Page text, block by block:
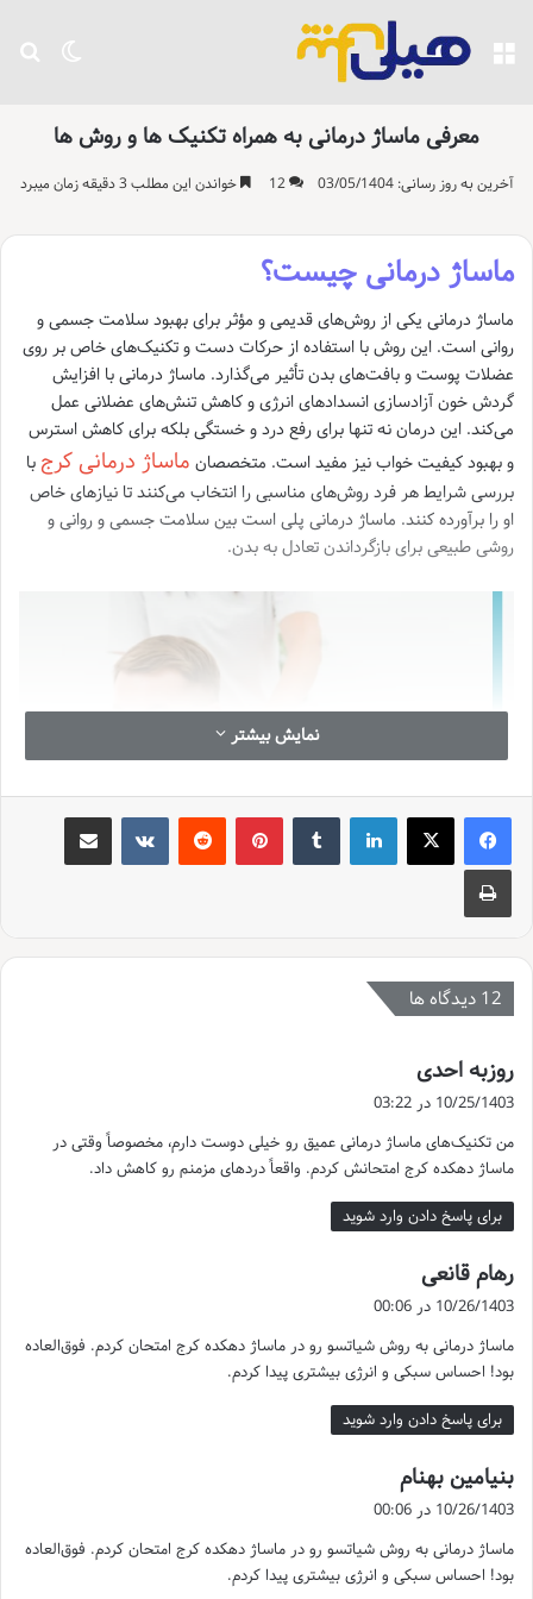
تغییر منو
معرفی ماساژ درمانی به همراه تکنیک ها و روش ها
آخرین به روز رسانی: 03/05/1404 12 خواندن این مطلب 3 دقیقه زمان میبرد
ماساژ درمانی چیست؟
ماساژ درمانی یکی از روش‌های قدیمی و مؤثر برای بهبود سلامت جسمی و
روانی است. این روش با استفاده از حرکات دست و تکنیک‌های خاص بر روی
عضلات پوست و بافت‌های بدن تأثیر می‌گذارد. ماساژ درمانی با افزایش
گردش خون آزادسازی انسدادهای انرژی و کاهش تنش‌های عضلانی عمل
می‌کند. این درمان نه تنها برای رفع درد و خستگی بلکه برای کاهش استرس
و بهبود کیفیت خواب نیز مفید است. متخصصان ماساژ درمانی کرج با
بررسی شرایط هر فرد روش‌های مناسبی را انتخاب می‌کنند تا نیازهای خاص
او را برآورده کنند. ماساژ درمانی پلی است بین سلامت جسمی و روانی و
روشی طبیعی برای بازگرداندن تعادل به بدن.
انتخاب بهترین مرکزماساژ در کرج
اگر به دنبال تجربه‌ای بی‌نظیر از ماساژ درمانی هستید حرفه ای ترین
شماست. این مرکز با بهره‌گیری از ماساژورهای حرفه‌ای و محیطی
آرامش‌بخش بهترین خدمات را ارائه می‌دهد. ماساژ دهکده با استفاده از
درمانی را برای مشتریان خود فراهم می‌کند. همچنین نظرات مثبت مشتریان
این مرکز نشان‌دهنده کیفیت بالای خدمات آن است. انتخاب ماساژ دهکده
می‌تواند گامی مؤثر برای ارتقای سلامت جسم و روح شما باشد.
نمایش بیشتر
لینکدین ‫تامبلر ‫پین‌ترست‫رددیت ‫VKontakteاشتراک گذاری از طریق ایمیل
چاپ
‫12 دیدگاه ها
روزبه احدی
ف
:
10/25/1403 در 03:22
من تکنیک‌های ماساژ درمانی عمیق رو خیلی دوست دارم، مخصوصاً وقتی در
ماساژ دهکده کرج امتحانش کردم. واقعاً دردهای مزمنم رو کاهش داد.
برای پاسخ دادن وارد شوید
رهام قانعی
ت
:
10/26/1403 در 00:06
ماساژ درمانی به روش شیاتسو رو در ماساژ دهکده کرج امتحان کردم. فوق‌العاده
بود! احساس سبکی و انرژی بیشتری پیدا کردم.
برای پاسخ دادن وارد شوید
بنیامین بهنام
ف
:
10/26/1403 در 00:06
ماساژ درمانی به روش شیاتسو رو در ماساژ دهکده کرج امتحان کردم. فوق‌العاده
بود! احساس سبکی و انرژی بیشتری پیدا کردم.